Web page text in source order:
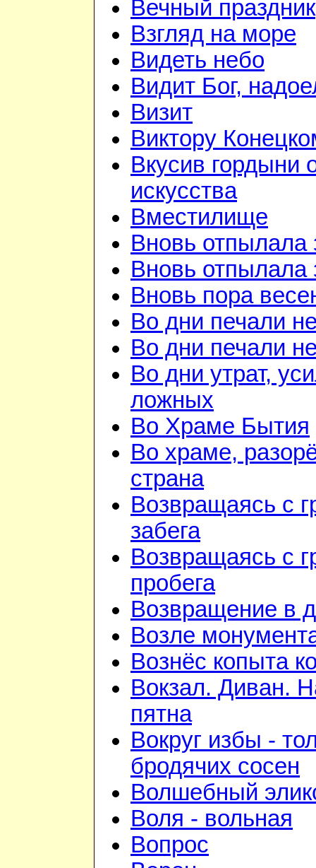
Вечный праздник
Взгляд на море
Видеть небо
Видит Бог,
Визит
Виктору
Вкусив гордыни
искусства
Вместилище
Вновь отпылала
Вновь отпылала
Вновь пора
Во дни печали
Во дни печали
Во дни утрат,
ложных
Во Храме Бытия
Во храме,
страна
Возвращаясь с
забега
Возвращаясь с
пробега
Возвращение в
Возле
Вознёс копыта
Вокзал. Диван.
пятна
Вокруг избы -
бродячих сосен
Волшебный
Воля - вольная
Вопрос